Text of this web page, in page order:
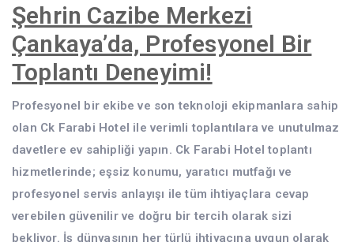
Şehrin Cazibe Merkezi
Çankaya’da, Profesyonel Bir
Toplantı Deneyimi!
Profesyonel bir ekibe ve son teknoloji ekipmanlara sahip
olan Ck Farabi Hotel ile verimli toplantılara ve unutulmaz
davetlere ev sahipliği yapın. Ck Farabi Hotel toplantı
hizmetlerinde; eşsiz konumu, yaratıcı mutfağı ve
profesyonel servis anlayışı ile tüm ihtiyaçlara cevap
verebilen güvenilir ve doğru bir tercih olarak sizi
bekliyor. İş dünyasının her türlü ihtiyacına uygun olarak